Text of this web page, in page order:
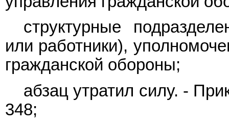
структурные
или работники),
гражданской обороны;
абзац утратил силу. -
348;